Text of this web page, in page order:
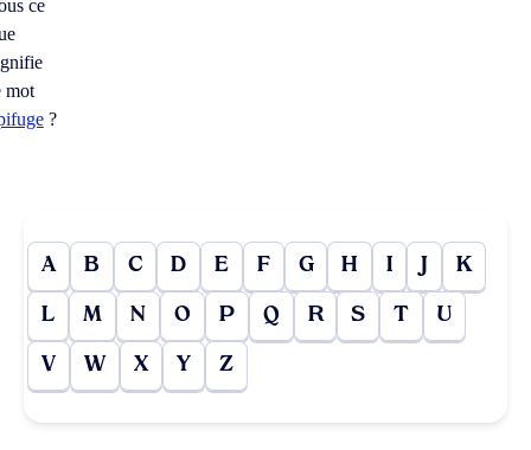
ce
mot
?
A B C D E F G H I J K
L M N O P Q R S T U
V W X Y Z